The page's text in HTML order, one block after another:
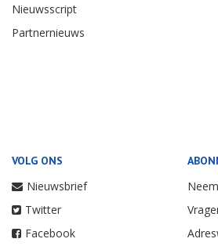
Nieuwsscript
Partnernieuws
VOLG ONS
Nieuwsbrief
Twitter
Facebook